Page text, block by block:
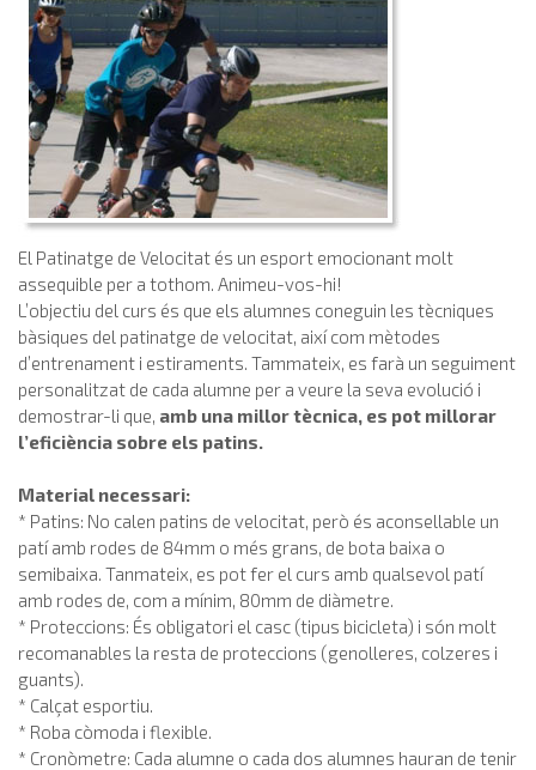
El Patinatge de Velocitat és un esport emocionant molt
assequible per a tothom. Animeu-vos-hi!
L’objectiu del curs és que els alumnes coneguin les tècniques
bàsiques del patinatge de velocitat, així com mètodes
d’entrenament i estiraments. Tammateix, es farà un seguiment
personalitzat de cada alumne per a veure la seva evolució i
demostrar-li que, amb una millor tècnica, es pot millorar
l’eficiència sobre els patins.
Material necessari:
* Patins: No calen patins de velocitat, però és aconsellable un
patí amb rodes de 84mm o més grans, de bota baixa o
semibaixa. Tanmateix, es pot fer el curs amb qualsevol patí
amb rodes de, com a mínim, 80mm de diàmetre.
* Proteccions: És obligatori el casc (tipus bicicleta) i són molt
recomanables la resta de proteccions (genolleres, colzeres i
guants).
* Calçat esportiu.
* Roba còmoda i flexible.
* Cronòmetre: Cada alumne o cada dos alumnes hauran de tenir